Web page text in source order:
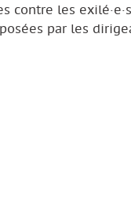
contre les exilé·e·s
par les